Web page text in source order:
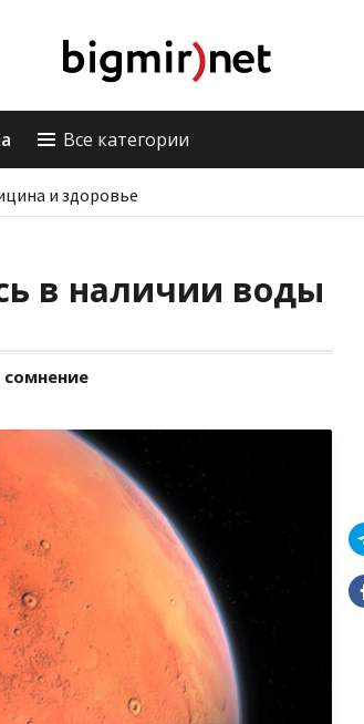
Все категории
и здоровье
в наличии воды